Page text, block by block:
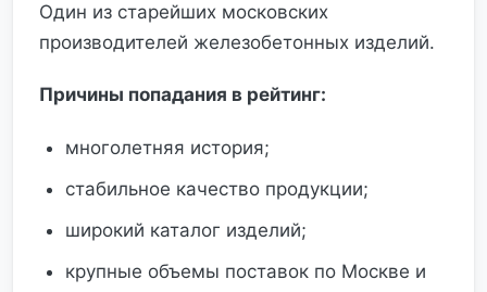
Один из старейших московских
производителей железобетонных изделий.
Причины попадания в рейтинг:
многолетняя история;
стабильное качество продукции;
широкий каталог изделий;
крупные объемы поставок по Москве и